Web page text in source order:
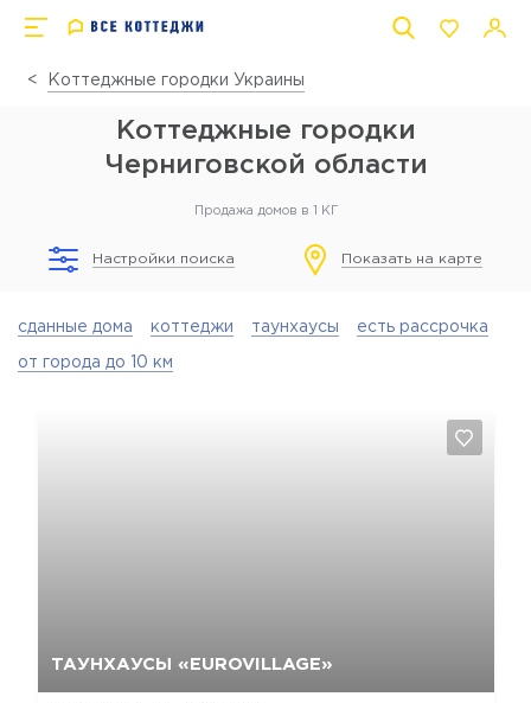
Коттеджные городки Украины
Коттеджные городки
Черниговской области
Продажа домов в 1 КГ
Настройки поиска Показать на карте
сданные дома коттеджи таунхаусы есть рассрочка
от города до 10 км
ТАУНХАУСЫ «EUROVILLAGE»